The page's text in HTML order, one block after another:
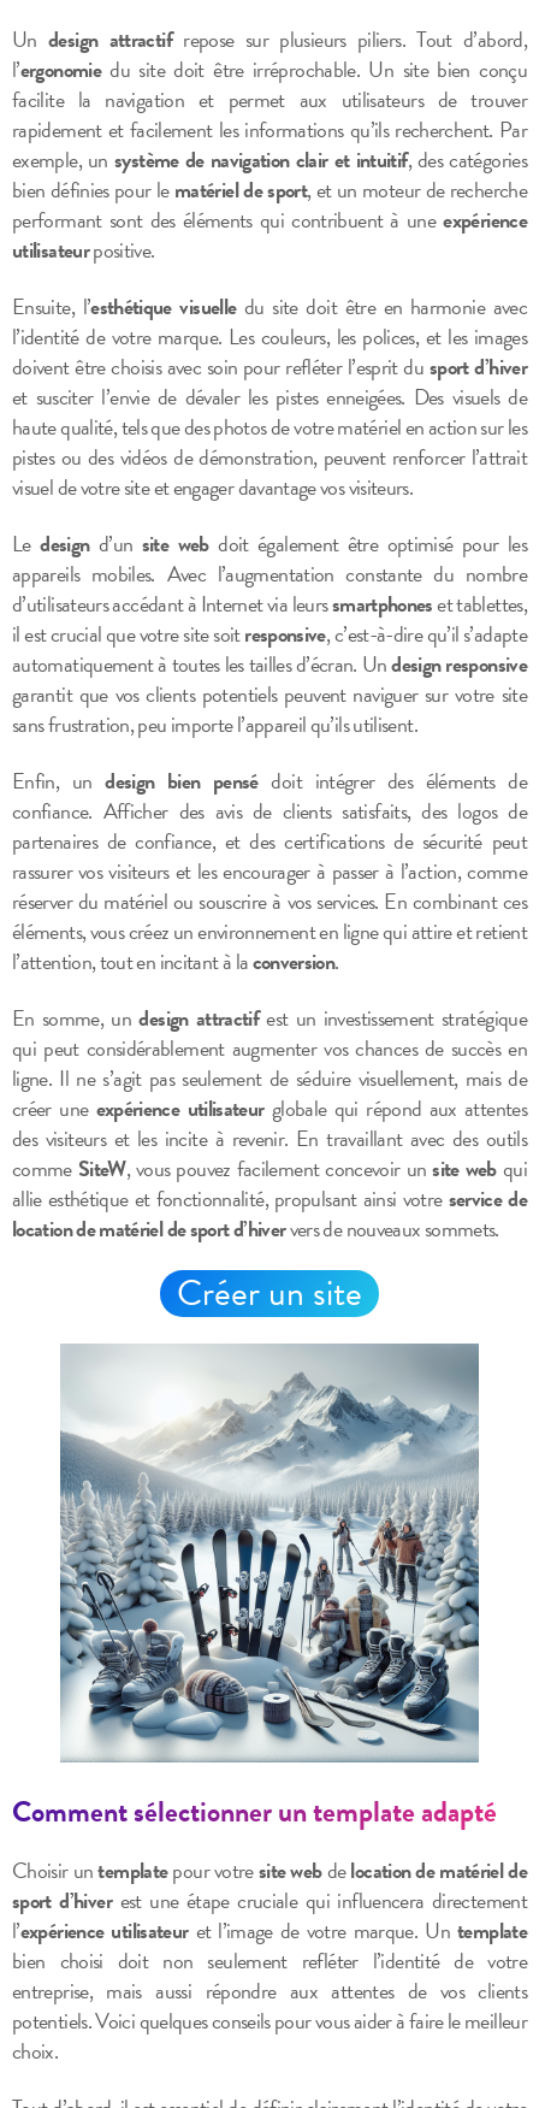
Undesign attractifrepose sur plusieurs piliers. Tout d’abord,
l’ergonomiedu site doit être irréprochable. Un site bien conçu
facilite la navigation et permet aux utilisateurs de trouver
rapidement et facilement les informations qu’ils recherchent. Par
exemple, unsystème de navigation clair et intuitif, des catégories
bien définies pour lematériel de sport, et un moteur de recherche
performant sont des éléments qui contribuent à uneexpérience
utilisateurpositive.
Ensuite, l’esthétique visuelledu site doit être en harmonie avec
l’identité de votre marque. Les couleurs, les polices, et les images
doivent être choisis avec soin pour refléter l’esprit dusport d’hiver
et susciter l’envie de dévaler les pistes enneigées. Des visuels de
haute qualité, tels que des photos de votre matériel en action sur les
pistes ou des vidéos de démonstration, peuvent renforcer l’attrait
visuel de votre site et engager davantage vos visiteurs.
Ledesignd’un site webdoit également être optimisé pour les
appareils mobiles. Avec l’augmentation constante du nombre
d’utilisateurs accédant à Internet via leurssmartphoneset tablettes,
il est crucial que votre site soitresponsive, c’est-à-dire qu’il s’adapte
automatiquement à toutes les tailles d’écran. Undesign responsive
garantit que vos clients potentiels peuvent naviguer sur votre site
sans frustration, peu importe l’appareil qu’ils utilisent.
Enfin, undesign bien pensédoit intégrer des éléments de
confiance. Afficher des avis de clients satisfaits, des logos de
partenaires de confiance, et des certifications de sécurité peut
rassurer vos visiteurs et les encourager à passer à l’action, comme
réserver du matériel ou souscrire à vos services. En combinant ces
éléments, vous créez un environnement en ligne qui attire et retient
l’attention, tout en incitant à laconversion.
En somme, undesign attractifest un investissement stratégique
qui peut considérablement augmenter vos chances de succès en
ligne. Il ne s’agit pas seulement de séduire visuellement, mais de
créer une expérience utilisateurglobale qui répond aux attentes
des visiteurs et les incite à revenir. En travaillant avec des outils
comme SiteW, vous pouvez facilement concevoir unsite webqui
allie esthétique et fonctionnalité, propulsant ainsi votreservice de
location de matériel de sport d’hiververs de nouveaux sommets.
Créer un site
Comment sélectionner un template adapté
Choisir untemplatepour votresite webdelocation de matériel de
sport d’hiverest une étape cruciale qui influencera directement
l’expérience utilisateuret l’image de votre marque. Untemplate
bien choisi doit non seulement refléter l’identité de votre
entreprise, mais aussi répondre aux attentes de vos clients
potentiels. Voici quelques conseils pour vous aider à faire le meilleur
choix.